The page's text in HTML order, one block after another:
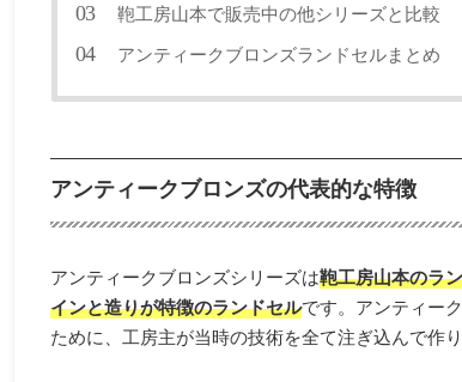
鞄工房山本で販売中の他シリーズと比較
アンティークブロンズランドセルまとめ
アンティークブロンズの代表的な特徴
アンティークブロンズシリーズは鞄工房山本のラ
インと造りが特徴のランドセルです。アンティー
ために、工房主が当時の技術を全て注ぎ込んで作